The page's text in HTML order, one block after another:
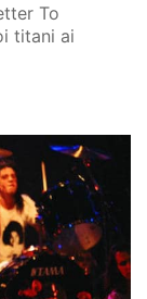
To
titani ai